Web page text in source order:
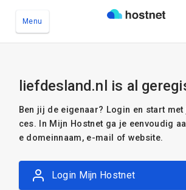
Menu
liefdesland.nl is al
Ben jij de eigenaar? Login en start
ces. In Mijn Hostnet ga je eenvoudig
e domeinnaam, e-mail of website.
Login Mijn Hostnet